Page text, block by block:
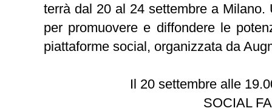
terrà dal 20 al 24 settembre a
per promuovere e diffondere le
piattaforme social, organizzata da
Il 20 settembre alle
SOCIAL